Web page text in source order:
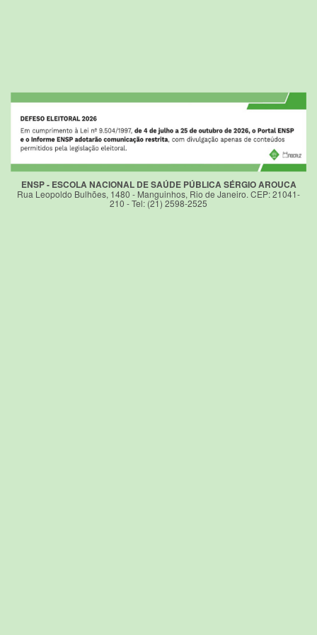
ENSP - ESCOLA NACIONAL DE SAÚDE PÚBLICA SÉRGIO AROUCA
Rua Leopoldo Bulhões, 1480 - Manguinhos, Rio de Janeiro. CEP: 21041-
210 - Tel: (21) 2598-2525